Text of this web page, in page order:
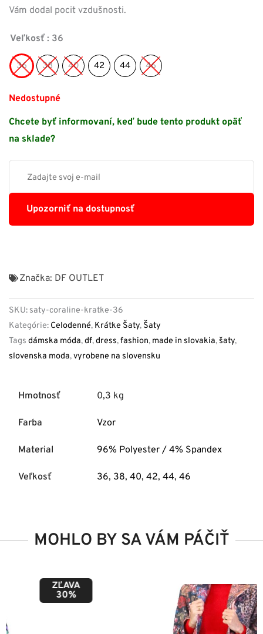
Vám dodal pocit vzdušnosti.
Veľkosť : 36
36 38 40 42 44 46
Nedostupné
Chcete byť informovaní, keď bude tento produkt opäť
na sklade?
Upozorniť na dostupnosť
Značka: DF OUTLET
SKU: saty-coraline-kratke-36
Kategórie: Celodenné, Krátke Šaty, Šaty
Tags dámska móda,df,dress,fashion, made in slovakia,šaty,
slovenska moda,vyrobene na slovensku
Hmotnosť 0,3 kg
Farba Vzor
Material 96% Polyester / 4% Spandex
Veľkosť 36, 38, 40, 42, 44, 46
MOHLO BY SA VÁM PÁČIŤ
ZĽAVA
50%